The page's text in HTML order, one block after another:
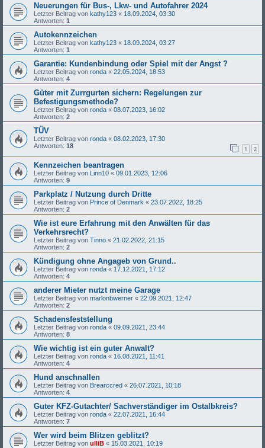
Neuerungen für Bus-, Lkw- und Autofahrer 2024
Letzter Beitrag von kathy123 « 18.09.2024, 03:30
Antworten: 1
Autokennzeichen
Letzter Beitrag von kathy123 « 18.09.2024, 03:27
Antworten: 1
Garantie: Kundenbindung oder Spiel mit der Angst ?
Letzter Beitrag von ronda « 22.05.2024, 18:53
Antworten: 4
Güter mit Zurrgurten sichern: Regelungen zur
Befestigungsmethode?
Letzter Beitrag von ronda « 08.07.2023, 16:02
Antworten: 2
TÜV
Letzter Beitrag von ronda « 08.02.2023, 17:30
Antworten: 18 1 2
Kennzeichen beantragen
Letzter Beitrag von Linn10 « 09.01.2023, 12:06
Antworten: 9
Parkplatz / Nutzung durch Dritte
Letzter Beitrag von Prince of Denmark « 23.07.2022, 18:25
Antworten: 2
Wie ist eure Erfahrung mit den Anwälten für das
Verkehrsrecht?
Letzter Beitrag von Tinno « 21.02.2022, 21:15
Antworten: 2
Kündigung ohne Angageb von Grund..
Letzter Beitrag von ronda « 17.12.2021, 17:12
Antworten: 4
anderer Mieter nutzt meine Garage
Letzter Beitrag von marlonbwerner « 22.09.2021, 12:47
Antworten: 2
Schadensfeststellung
Letzter Beitrag von ronda « 09.09.2021, 23:44
Antworten: 8
Wie wichtig ist ein guter Anwalt?
Letzter Beitrag von ronda « 16.08.2021, 11:41
Antworten: 4
Hund anschnallen
Letzter Beitrag von Brearccred « 26.07.2021, 10:18
Antworten: 4
Guter KFZ-Gutachter/ Sachverständiger im Ostalbkreis?
Letzter Beitrag von ronda « 22.07.2021, 16:44
Antworten: 7
Wer wird beim Blitzen geblitzt?
Letzter Beitrag von ulliB « 15.03.2021, 10:19